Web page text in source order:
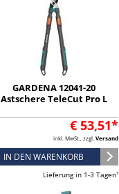
GARDENA 12041-20
Astschere TeleCut Pro L
€ 53,51*
inkl. MwSt., zzgl. Versand
IN DEN WARENKORB
Lieferung in 1-3 Tagen¹